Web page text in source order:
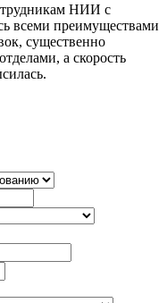
НИИ с
всеми преимуществами
существенно
а скорость